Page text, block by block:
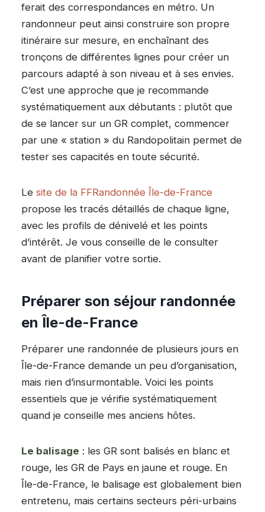
ferait des correspondances en métro. Un
randonneur peut ainsi construire son propre
itinéraire sur mesure, en enchaînant des
tronçons de différentes lignes pour créer un
parcours adapté à son niveau et à ses envies.
C’est une approche que je recommande
systématiquement aux débutants : plutôt que
de se lancer sur un GR complet, commencer
par une « station » du Randopolitain permet de
tester ses capacités en toute sécurité.
Le site de la FFRandonnée Île-de-France
propose les tracés détaillés de chaque ligne,
avec les profils de dénivelé et les points
d’intérêt. Je vous conseille de le consulter
avant de planifier votre sortie.
Préparer son séjour randonnée
en Île-de-France
Préparer une randonnée de plusieurs jours en
Île-de-France demande un peu d’organisation,
mais rien d’insurmontable. Voici les points
essentiels que je vérifie systématiquement
quand je conseille mes anciens hôtes.
Le balisage : les GR sont balisés en blanc et
rouge, les GR de Pays en jaune et rouge. En
Île-de-France, le balisage est globalement bien
entretenu, mais certains secteurs péri-urbains